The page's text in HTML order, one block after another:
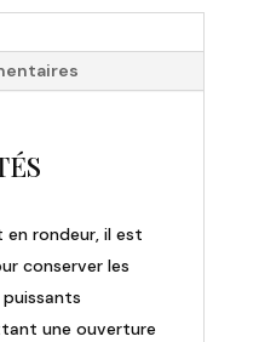
rondeur, il est
conserver les
une ouverture